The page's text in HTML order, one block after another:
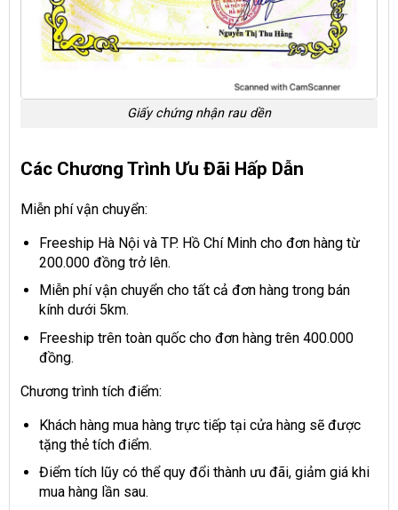
Giấy chứng nhận rau dền
Các Chương Trình Ưu Đãi Hấp Dẫn
Miễn phí vận chuyển:
Freeship Hà Nội và TP. Hồ Chí Minh cho đơn hàng từ
200.000 đồng trở lên.
Miễn phí vận chuyển cho tất cả đơn hàng trong bán
kính dưới 5km.
Freeship trên toàn quốc cho đơn hàng trên 400.000
đồng.
Chương trình tích điểm:
Khách hàng mua hàng trực tiếp tại cửa hàng sẽ được
tặng thẻ tích điểm.
Điểm tích lũy có thể quy đổi thành ưu đãi, giảm giá khi
mua hàng lần sau.